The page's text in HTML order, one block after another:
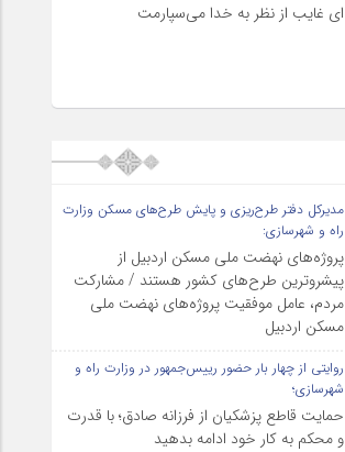
ای غایب از نظر به خدا می‌سپارمت
مدیرکل دفتر طرح‌ریزی و پایش طرح‌های مسکن وزارت
راه و شهرسازی:
پروژه‌های نهضت ملی مسکن اردبیل از
پیشروترین طرح‌های کشور هستند / مشارکت
مردم، عامل موفقیت پروژه‌های نهضت ملی
مسکن اردبیل
روایتی از چهار بار حضور رییس‌جمهور در وزارت راه و
شهرسازی؛
حمایت قاطع پزشکیان از فرزانه صادق؛ با قدرت
و محکم به کار خود ادامه بدهید